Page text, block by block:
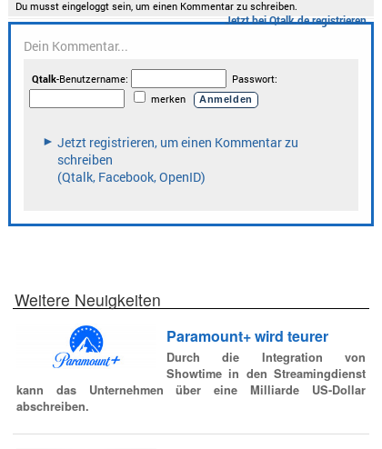
Weitere Neuigkeiten
Paramount+ wird teurer
Durch die Integration von
Showtime in den Streamingdienst
kann das Unternehmen über eine Milliarde US-Dollar
abschreiben.